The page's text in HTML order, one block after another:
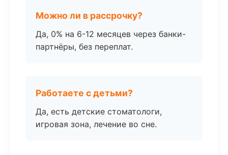
Можно ли в рассрочку?
Да, 0% на 6-12 месяцев через банки-
партнёры, без переплат.
Работаете с детьми?
Да, есть детские стоматологи,
игровая зона, лечение во сне.